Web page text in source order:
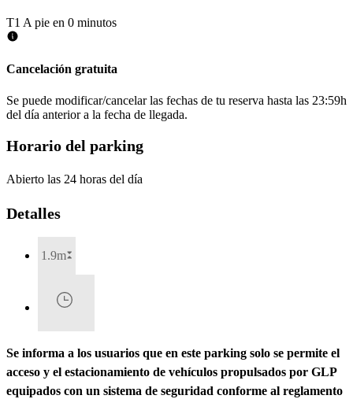
T1 A pie en 0 minutos
Cancelación gratuita
Se puede modificar/cancelar las fechas de tu reserva hasta las 23:59h
del día anterior a la fecha de llegada.
Horario del parking
Abierto las 24 horas del día
Detalles
1.9m
Se informa a los usuarios que en este parking solo se permite el
acceso y el estacionamiento de vehículos propulsados por GLP
equipados con un sistema de seguridad conforme al reglamento